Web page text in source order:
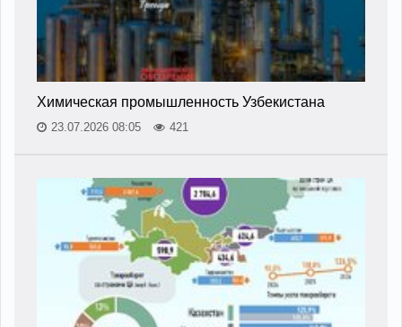
Химическая промышленность Узбекистана
23.07.2026 08:05 421